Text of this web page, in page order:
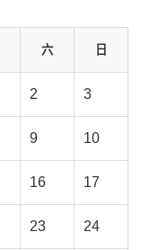
六 日
2 3
9 10
16 17
23 24